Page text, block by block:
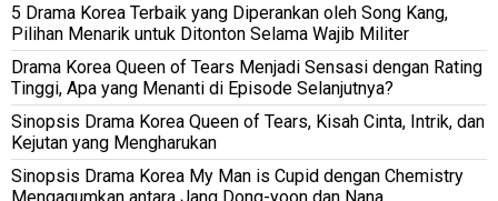
5 Drama Korea Terbaik yang Diperankan oleh Song Kang,
Pilihan Menarik untuk Ditonton Selama Wajib Militer
Drama Korea Queen of Tears Menjadi Sensasi dengan Rating
Tinggi, Apa yang Menanti di Episode Selanjutnya?
Sinopsis Drama Korea Queen of Tears, Kisah Cinta, Intrik, dan
Kejutan yang Mengharukan
Sinopsis Drama Korea My Man is Cupid dengan Chemistry